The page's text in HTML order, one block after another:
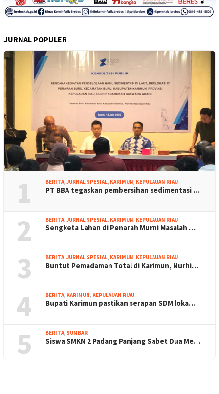
JURNAL POPULER
1 BERITA JURNAL SPESIAL KARIMUN KEPULAUAN RIAU
PT BBA tegaskan pembersihan sedimentasi …
2 BERITA JURNAL SPESIAL KARIMUN KEPULAUAN RIAU
Sengketa Lahan di Penarah Murni Masalah …
3 BERITA JURNAL SPESIAL KARIMUN KEPULAUAN RIAU
Buntut Pemadaman Total di Karimun, Nurhi…
4 BERITA KARIMUN KEPULAUAN RIAU
Bupati Karimun pastikan serapan SDM loka…
5 BERITA SUMBAR
Siswa SMKN 2 Padang Panjang Sabet Dua Me…